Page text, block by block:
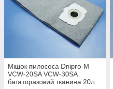
Мішок пилососа Dnipro-M
VCW-20SA VCW-30SA
багаторазовий тканина 20л